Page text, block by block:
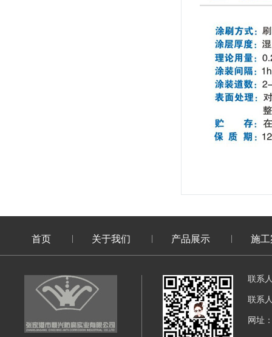
首页 关于我们 产品展示 施
联系
联系
网址